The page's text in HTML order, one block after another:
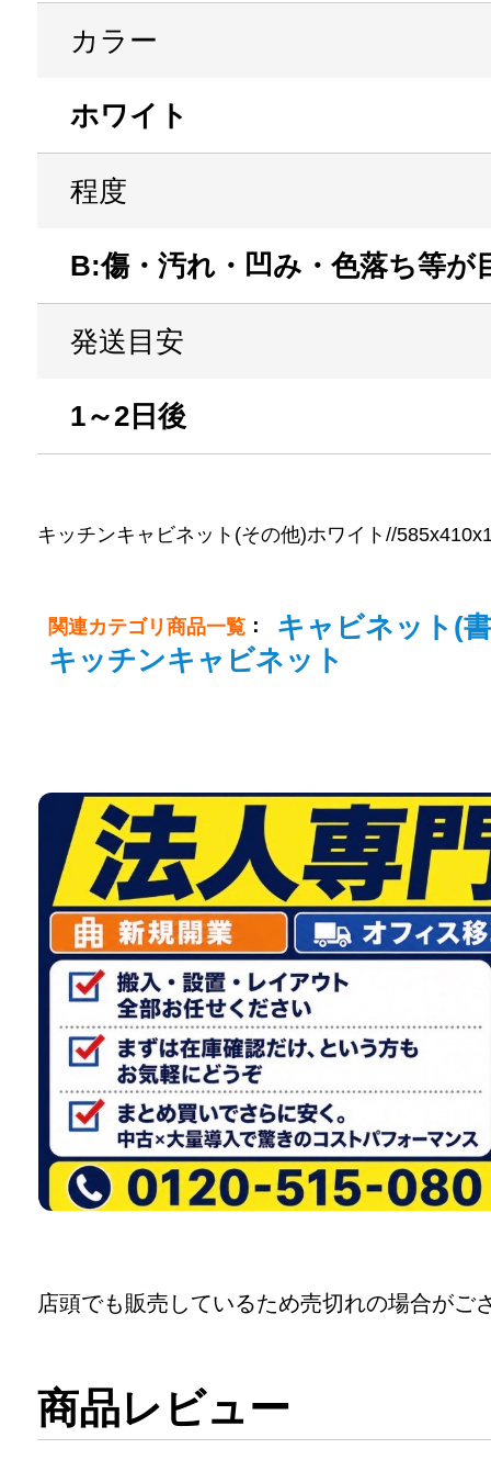
カラー
ホワイト
程度
B:傷・汚れ・凹み・色落ち等が
発送目安
1～2日後
キッチンキャビネット(その他)ホワイト//
関連カテゴリ商品一覧 ：
キャビネット(
キッチンキャビネット
店頭でも販売しているため売切れの場合がご
商品レビュー